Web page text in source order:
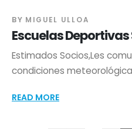
BY MIGUEL ULLOA
Escuelas
Estimados Socios,Les
condiciones
READ MORE